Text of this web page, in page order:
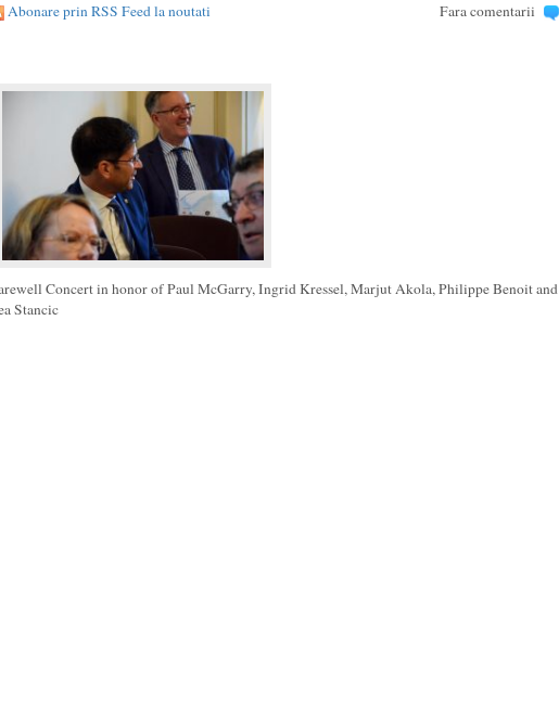
Abonare prin RSS Feed la noutati Fara comentarii
Concert in honor of Paul McGarry, Ingrid Kressel, Marjut Akola, Philippe Benoit and
Stancic